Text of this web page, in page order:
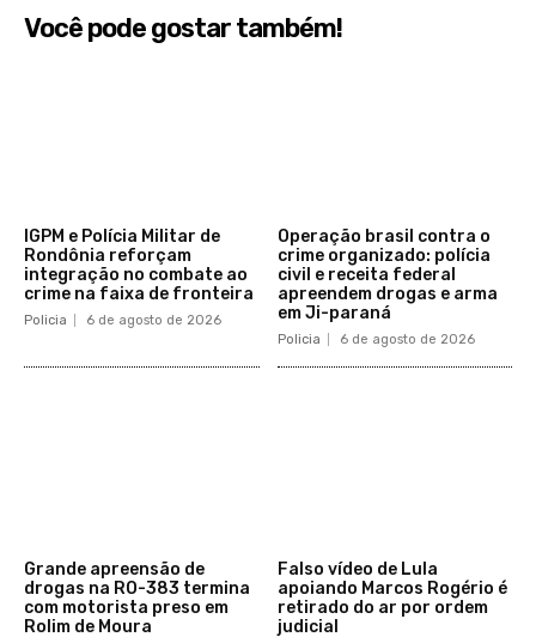
Você pode gostar também!
IGPM e Polícia Militar de
Rondônia reforçam
integração no combate ao
crime na faixa de fronteira
Policia 6 de agosto de 2026
Operação brasil contra o
crime organizado: polícia
civil e receita federal
apreendem drogas e arma
em Ji-paraná
Policia 6 de agosto de 2026
Grande apreensão de
drogas na RO-383 termina
com motorista preso em
Rolim de Moura
Falso vídeo de Lula
apoiando Marcos Rogério é
retirado do ar por ordem
judicial